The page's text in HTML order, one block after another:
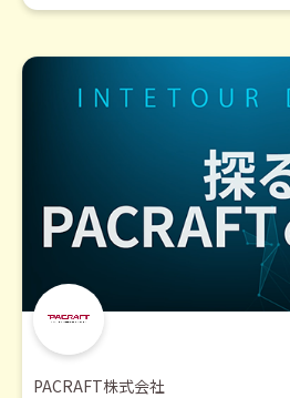
PACRAFT株式会社